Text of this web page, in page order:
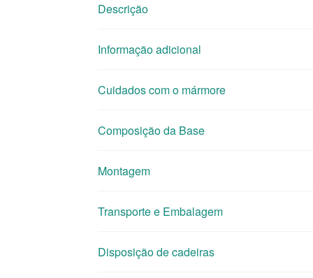
Descrição
Informação adicional
Cuidados com o mármore
Composição da Base
Montagem
Transporte e Embalagem
Disposição de cadeiras